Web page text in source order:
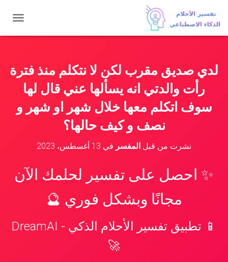
ب
ق
لدي صديق مقرب لكن لا نتكلم منذ فترة
رأت والدتي انه يسألها عني قال لها
سوف اتكلم معها خلال شهر او شهر و
نصف و كيف حالها؟
نشرت من قبل المفسر في 13 أغسطس، 2023
✨ احصل على تفسير لحلمك الآن
مجانًا وبشكل فوري 🔮
📱 تطبيق تفسير الأحلام الذكي - DreamAI
🚀